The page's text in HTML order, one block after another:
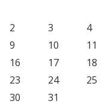
2
3 4
9
10 11
16
17 18
23
24 25
30
31